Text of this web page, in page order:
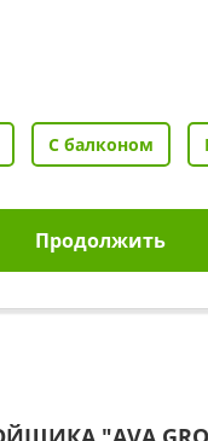
С балконом
Продолжить